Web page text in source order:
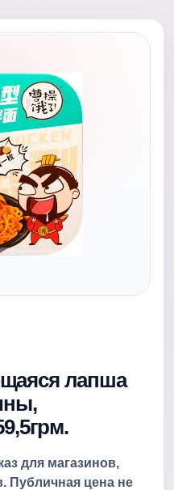
лапша
для магазинов,
Публичная цена не